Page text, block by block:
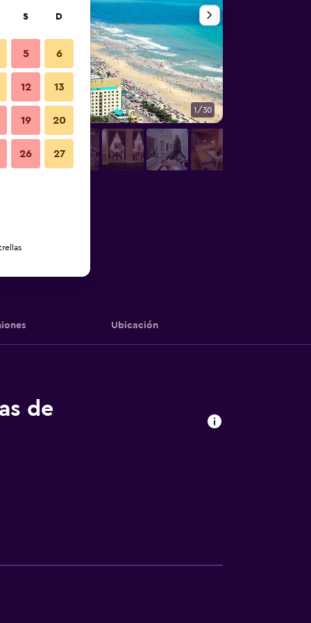
1/30
Ubicación
de
S D
5 6
12 13
19 20
26 27